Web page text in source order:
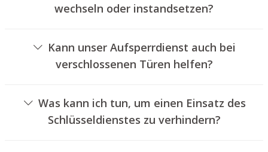
wechseln oder instandsetzen?
Schlössern an.Kann unser Aufsperrdienst auch bei
verschlossenen Türen helfen?
aufsperren. Dies kann jedoch normalerweise nicht
erfolgen, ohne das Schloss aufzubohren. Wir bauen
Ihnen jedoch einen neuen Schließzylinder ein, sodass die
Was kann ich tun, um einen Einsatz des
Schlüsseldienstes zu verhindern?